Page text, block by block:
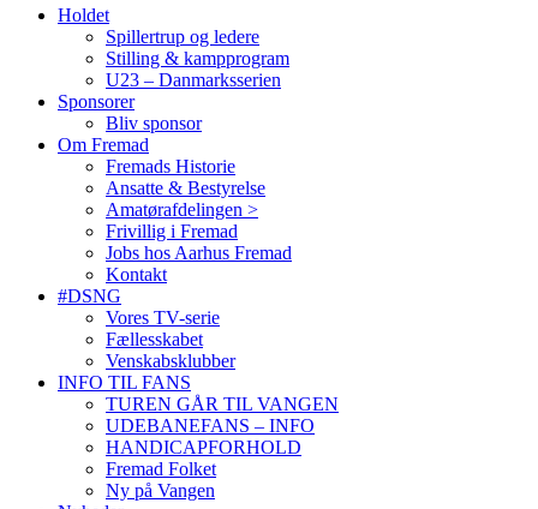
Holdet
Spillertrup og ledere
Stilling & kampprogram
U23 – Danmarksserien
Sponsorer
Bliv sponsor
Om Fremad
Fremads Historie
Ansatte & Bestyrelse
Amatørafdelingen >
Frivillig i Fremad
Jobs hos Aarhus Fremad
Kontakt
#DSNG
Vores TV-serie
Fællesskabet
Venskabsklubber
INFO TIL FANS
TUREN GÅR TIL VANGEN
UDEBANEFANS – INFO
HANDICAPFORHOLD
Fremad Folket
Ny på Vangen